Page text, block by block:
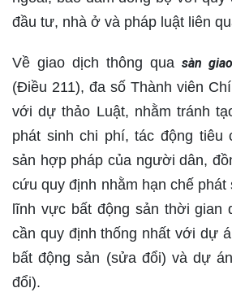
đầu tư, nhà ở và pháp luật liên
Về giao dịch thông qua sàn
(Điều 211), đa số Thành viên
với dự thảo Luật, nhằm tránh
phát sinh chi phí, tác động tiêu
sản hợp pháp của người dân,
cứu quy định nhằm hạn chế
lĩnh vực bất động sản thời gian
cần quy định thống nhất với dự
bất động sản (sửa đổi) và dự
đổi).